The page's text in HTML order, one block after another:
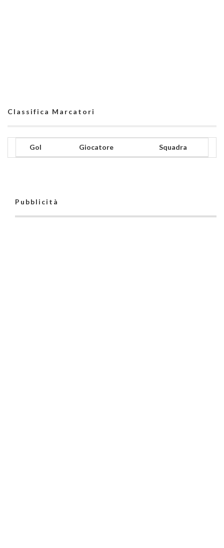
Classifica Marcatori
Gol Giocatore Squadra
Pubblicità